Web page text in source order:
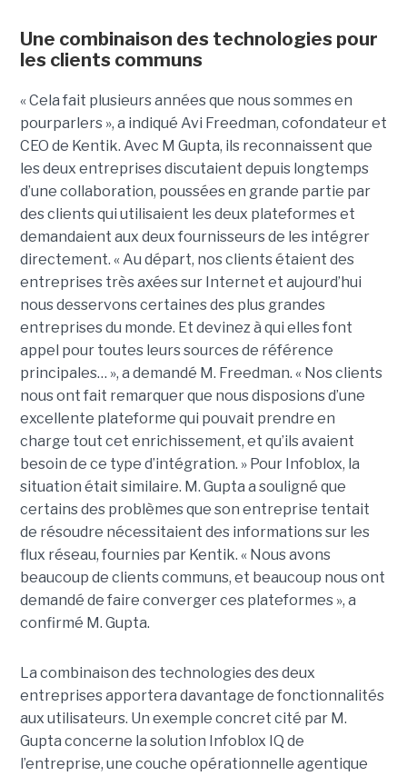
Une combinaison des technologies pour
les clients communs
« Cela fait plusieurs années que nous sommes en
pourparlers », a indiqué Avi Freedman, cofondateur et
CEO de Kentik. Avec M Gupta, ils reconnaissent que
les deux entreprises discutaient depuis longtemps
d’une collaboration, poussées en grande partie par
des clients qui utilisaient les deux plateformes et
demandaient aux deux fournisseurs de les intégrer
directement. « Au départ, nos clients étaient des
entreprises très axées sur Internet et aujourd’hui
nous desservons certaines des plus grandes
entreprises du monde. Et devinez à qui elles font
appel pour toutes leurs sources de référence
principales… », a demandé M. Freedman. « Nos clients
nous ont fait remarquer que nous disposions d’une
excellente plateforme qui pouvait prendre en
charge tout cet enrichissement, et qu’ils avaient
besoin de ce type d’intégration. » Pour Infoblox, la
situation était similaire. M. Gupta a souligné que
certains des problèmes que son entreprise tentait
de résoudre nécessitaient des informations sur les
flux réseau, fournies par Kentik. « Nous avons
beaucoup de clients communs, et beaucoup nous ont
demandé de faire converger ces plateformes », a
confirmé M. Gupta.
La combinaison des technologies des deux
entreprises apportera davantage de fonctionnalités
aux utilisateurs. Un exemple concret cité par M.
Gupta concerne la solution Infoblox IQ de
l’entreprise, une couche opérationnelle agentique